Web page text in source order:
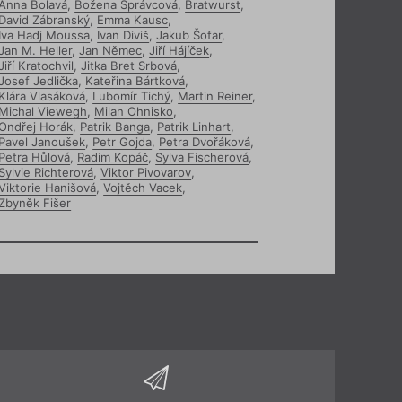
Bolavá, Božena Správcová, Bratwurst,
Zábranský, Emma Kausc,
Hadj Moussa, Ivan Diviš, Jakub Šofar,
M. Heller, Jan Němec, Jiří Hájíček,
Kratochvil, Jitka Bret Srbová,
Jedlička, Kateřina Bártková,
Vlasáková, Lubomír Tichý, Martin Reiner,
Viewegh, Milan Ohnisko,
Horák, Patrik Banga, Patrik Linhart,
Janoušek, Petr Gojda, Petra Dvořáková,
Hůlová, Radim Kopáč, Sylva Fischerová,
Richterová, Viktor Pivovarov,
Hanišová, Vojtěch Vacek,
Fišer